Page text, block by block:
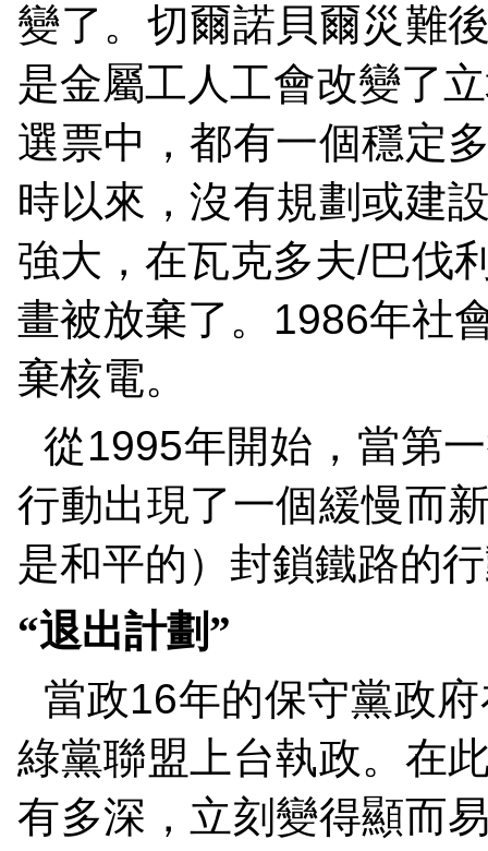
變了。切爾諾貝爾災難
是金屬工人工會改變了
選票中，都有一個穩定
時以來，沒有規劃或建
強大，在瓦克多夫/巴伐
畫被放棄了。 1986年社
棄核電。
從1995年開始，當第
行動出現了一個緩慢而
是和平的）封鎖鐵路的
“退出計劃”
當政16年的保守黨政
綠黨聯盟上台執政。在
有多深，立刻變得顯而